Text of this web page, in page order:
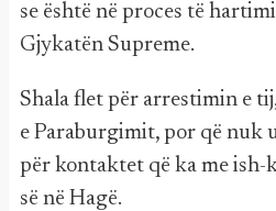
se është në proces të
Gjykatën Supreme.
Shala flet për arrestimin e
e Paraburgimit, por që nuk
për kontaktet që ka me ish-
së në Hagë.